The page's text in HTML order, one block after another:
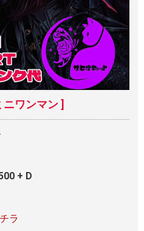
ワンマン ]
+ D
ラ